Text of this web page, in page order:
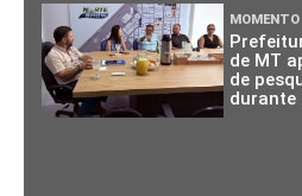
de MT
de
durante